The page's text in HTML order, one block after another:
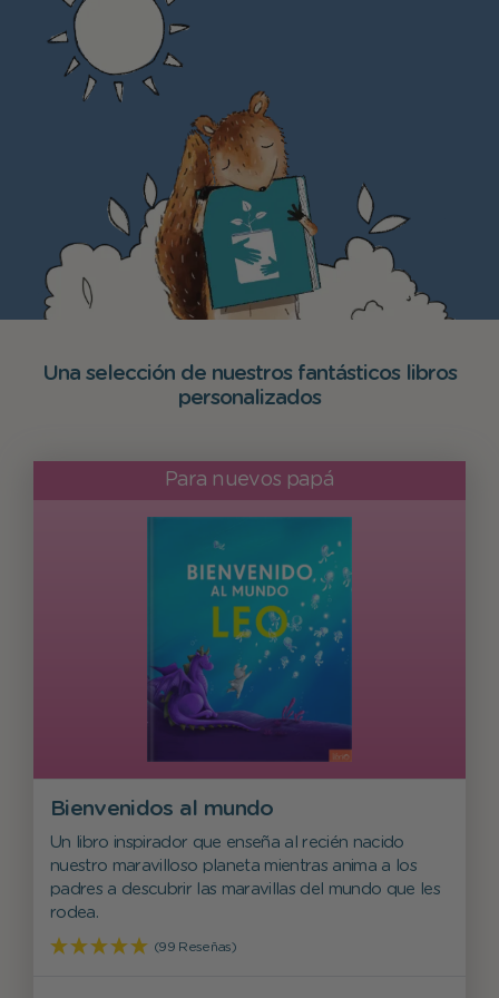
Una selección de nuestros fantásticos libros
personalizados
Para nuevos papá
Bienvenidos al mundo
Un libro inspirador que enseña al recién nacido
nuestro maravilloso planeta mientras anima a los
padres a descubrir las maravillas del mundo que les
rodea.
(99 Reseñas)